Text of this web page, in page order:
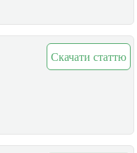
Скачати статтю